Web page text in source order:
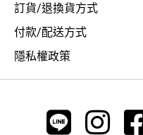
訂貨/退換貨方式
付款/配送方式
隱私權政策